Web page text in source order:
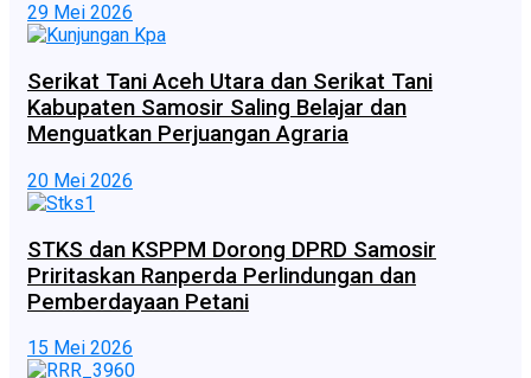
29 Mei 2026
Serikat Tani Aceh Utara dan Serikat Tani
Kabupaten Samosir Saling Belajar dan
Menguatkan Perjuangan Agraria
20 Mei 2026
STKS dan KSPPM Dorong DPRD Samosir
Priritaskan Ranperda Perlindungan dan
Pemberdayaan Petani
15 Mei 2026